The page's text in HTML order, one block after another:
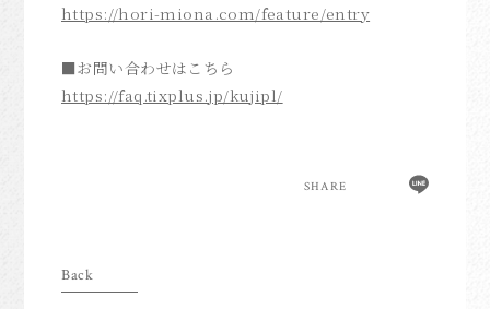
https://hori-miona.com/feature/entry
■お問い合わせはこちら
https://faq.tixplus.jp/kujipl/
SHARE